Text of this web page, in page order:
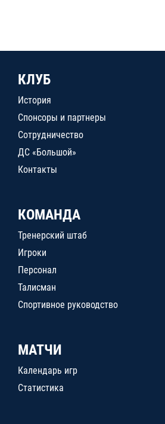
КЛУБ
История
Спонсоры и партнеры
Сотрудничество
ДС «Большой»
Контакты
КОМАНДА
Тренерский штаб
Игроки
Персонал
Талисман
Спортивное руководство
МАТЧИ
Календарь игр
Статистика